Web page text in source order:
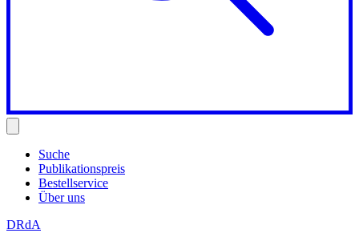
Suche
Publikationspreis
Bestellservice
Über uns
DRdA